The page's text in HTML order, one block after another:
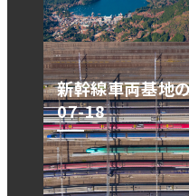
新幹線車両基地
07-18